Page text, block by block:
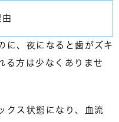
に、夜になると歯がズキ
る方は少なくありませ
クス状態になり、血流